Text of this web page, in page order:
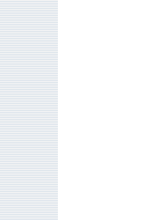
صحت اطلاعات بر